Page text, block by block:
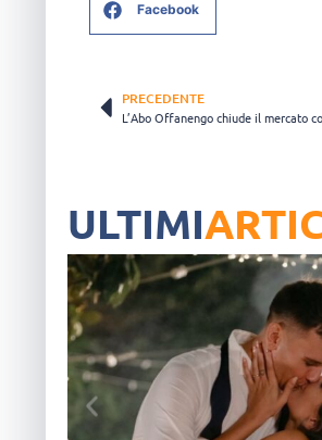
Facebook
PRECEDENTE
L’Abo Offanengo chiude il mercato
ULTIMI